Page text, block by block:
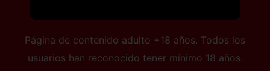
Página de contenido adulto +18 años. Todos los
usuarios han reconocido tener mínimo 18 años.